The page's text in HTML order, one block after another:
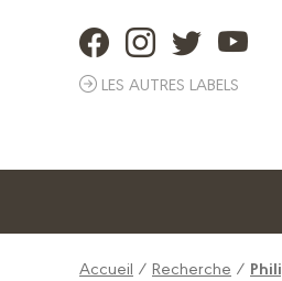
LES AUTRES LABELS
Accueil / Recherche /